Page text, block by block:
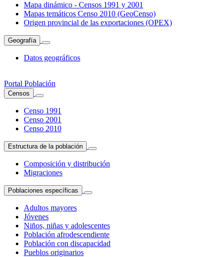
Mapa dinámico - Censos 1991 y 2001
Mapas temáticos Censo 2010 (GeoCenso)
Origen provincial de las exportaciones (OPEX)
Geografía
Datos geográficos
Portal Población
Censos
Censo 1991
Censo 2001
Censo 2010
Estructura de la población
Composición y distribución
Migraciones
Poblaciones específicas
Adultos mayores
Jóvenes
Niños, niñas y adolescentes
Población afrodescendiente
Población con discapacidad
Pueblos originarios